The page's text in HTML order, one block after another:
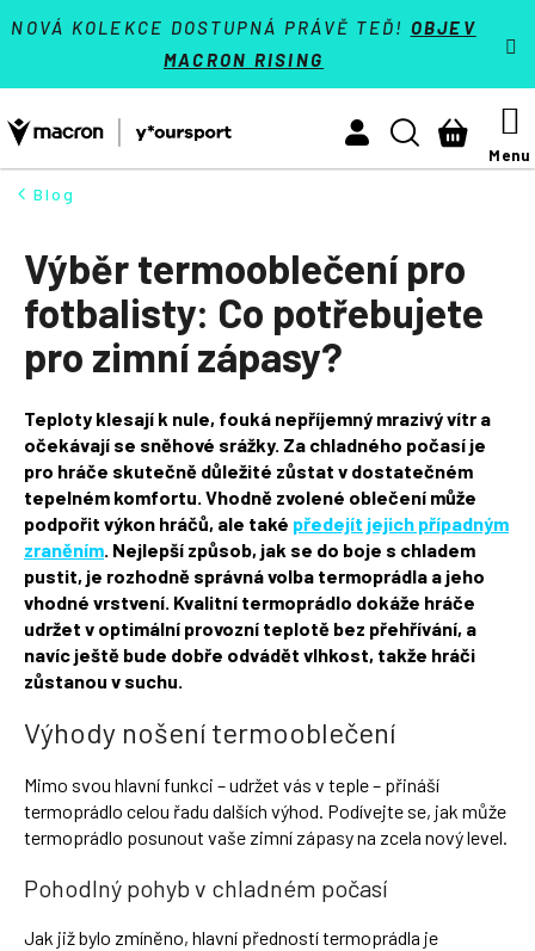
naNOVÁ KOLEKCE DOSTUPNÁ PRÁVĚ TEĎ! OBJEV
MACRON RISING
HledatNákupní
košík
VÝPRODEJ - SLEVY 70 %
Activewear
Reference
+420 224 250 000
(Po-Pá 9:00 - 16:30 hod.)
Měna(CZK)
Přihlášení
Blog
Výběr termooblečení pro
fotbalisty: Co potřebujete
pro zimní zápasy?
Teploty klesají k nule, fouká nepříjemný mrazivý vítr a
očekávají se sněhové srážky. Za chladného počasí je
pro hráče skutečně důležité zůstat v dostatečném
tepelném komfortu. Vhodně zvolené oblečení může
podpořit výkon hráčů, ale také předejít jejich případným
zraněním . Nejlepší způsob, jak se do boje s chladem
pustit, je rozhodně správná volba termoprádla a jeho
vhodné vrstvení. Kvalitní termoprádlo dokáže hráče
udržet v optimální provozní teplotě bez přehřívání, a
navíc ještě bude dobře odvádět vlhkost, takže hráči
zůstanou v suchu.
Výhody nošení termooblečení
Mimo svou hlavní funkci – udržet vás v teple – přináší
termoprádlo celou řadu dalších výhod. Podívejte se, jak může
termoprádlo posunout vaše zimní zápasy na zcela nový level.
Pohodlný pohyb v chladném počasí
Jak již bylo zmíněno, hlavní předností termoprádla je
K
o
k